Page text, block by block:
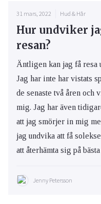
31 mars, 2022 Hud & Hår
Hur undviker
resan?
Äntligen kan jag få resa
Jag har inte har vistats
de senaste två åren och
mig. Jag har även
att jag smörjer in mig
jag undvika att få
att återhämta sig på
Jenny Petersson